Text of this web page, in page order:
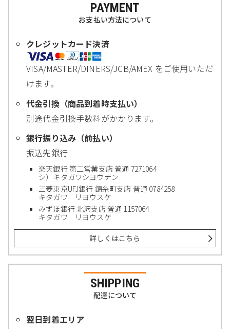
PAYMENT
お支払い方法について
クレジットカード決済
VISA/MASTER/DINERS/JCB/AMEX をご使用いただ
けます。
代金引換（商品到着時支払い）
別途代金引換手数料がかかります。
銀行振り込み（前払い）
振込先銀行
楽天銀行 第二営業支店 普通 7271064
シ）キタガワシヨウテン
三菱東京UFJ銀行 錦糸町支店 普通 0784258
キタガワ リヨウスケ
みずほ銀行 北沢支店 普通 1157064
キタガワ リヨウスケ
詳しくはこちら
SHIPPING
配達について
翌日到着エリア